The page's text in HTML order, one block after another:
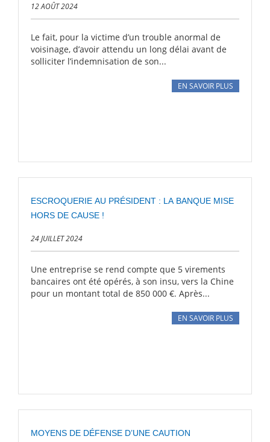
12 AOÛT 2024
Le fait, pour la victime d’un trouble anormal de
voisinage, d’avoir attendu un long délai avant de
solliciter l’indemnisation de son...
EN SAVOIR PLUS
ESCROQUERIE AU PRÉSIDENT : LA BANQUE MISE
HORS DE CAUSE !
24 JUILLET 2024
Une entreprise se rend compte que 5 virements
bancaires ont été opérés, à son insu, vers la Chine
pour un montant total de 850 000 €. Après...
EN SAVOIR PLUS
MOYENS DE DÉFENSE D’UNE CAUTION